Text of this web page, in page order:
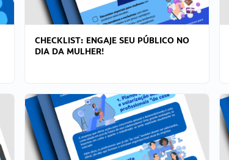
CHECKLIST: ENGAJE SEU PÚBLICO NO
DIA DA MULHER!